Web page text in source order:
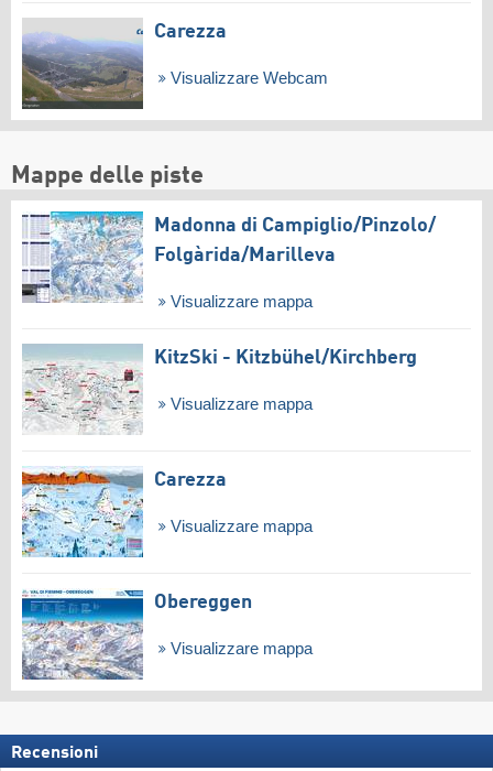
Carezza
Visualizzare Webcam
Mappe delle piste
Madonna di Campiglio/​Pinzolo/​
Folgàrida/​Marilleva
Visualizzare mappa
KitzSki - Kitzbühel/​Kirchberg
Visualizzare mappa
Carezza
Visualizzare mappa
Obereggen
Visualizzare mappa
Recensioni